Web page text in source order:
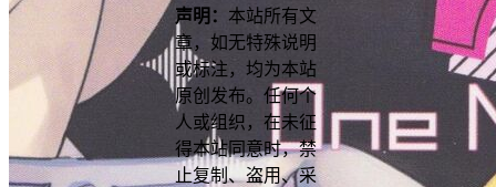
声明： 本站所有文
章，如无特殊说明
或标注，均为本站
原创发布。任何个
人或组织，在未征
得本站同意时，禁
止复制、盗用、采